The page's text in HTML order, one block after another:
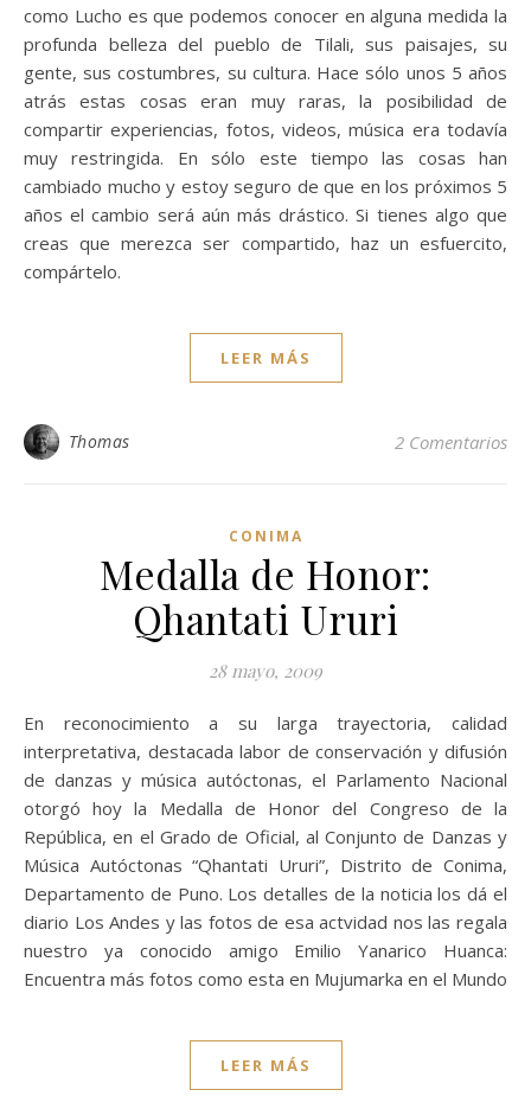
como Lucho es que podemos conocer en alguna medida la
profunda belleza del pueblo de Tilali, sus paisajes, su
gente, sus costumbres, su cultura. Hace sólo unos 5 años
atrás estas cosas eran muy raras, la posibilidad de
compartir experiencias, fotos, videos, música era todavía
muy restringida. En sólo este tiempo las cosas han
cambiado mucho y estoy seguro de que en los próximos 5
años el cambio será aún más drástico. Si tienes algo que
creas que merezca ser compartido, haz un esfuercito,
compártelo.
LEER MÁS
Thomas 2 Comentarios
CONIMA
Medalla de Honor:
Qhantati Ururi
28 mayo, 2009
En reconocimiento a su larga trayectoria, calidad
interpretativa, destacada labor de conservación y difusión
de danzas y música autóctonas, el Parlamento Nacional
otorgó hoy la Medalla de Honor del Congreso de la
República, en el Grado de Oficial, al Conjunto de Danzas y
Música Autóctonas “Qhantati Ururi”, Distrito de Conima,
Departamento de Puno. Los detalles de la noticia los dá el
diario Los Andes y las fotos de esa actvidad nos las regala
nuestro ya conocido amigo Emilio Yanarico Huanca:
Encuentra más fotos como esta en Mujumarka en el Mundo
LEER MÁS